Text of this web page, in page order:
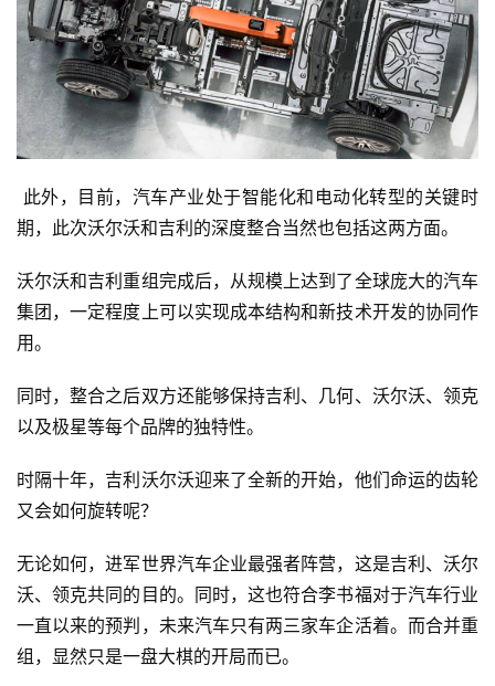
此外，目前，汽车产业处于智能化和电动化转型的关键时
期，此次沃尔沃和吉利的深度整合当然也包括这两方面。
沃尔沃和吉利重组完成后，从规模上达到了全球庞大的汽车
集团，一定程度上可以实现成本结构和新技术开发的协同作
用。
同时，整合之后双方还能够保持吉利、几何、沃尔沃、领克
以及极星等每个品牌的独特性。
时隔十年，吉利沃尔沃迎来了全新的开始，他们命运的齿轮
又会如何旋转呢？
无论如何，进军世界汽车企业最强者阵营，这是吉利、沃尔
沃、领克共同的目的。同时，这也符合李书福对于汽车行业
一直以来的预判，未来汽车只有两三家车企活着。而合并重
组，显然只是一盘大棋的开局而已。